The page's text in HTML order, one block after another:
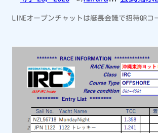
LINEオープンチャットは艇長会議で招待QRコ